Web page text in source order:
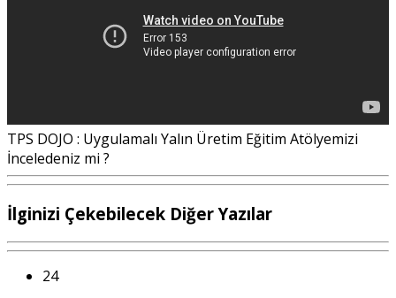
TPS DOJO : Uygulamalı Yalın Üretim Eğitim Atölyemizi
İnceledeniz mi ?
İlginizi Çekebilecek Diğer Yazılar
24